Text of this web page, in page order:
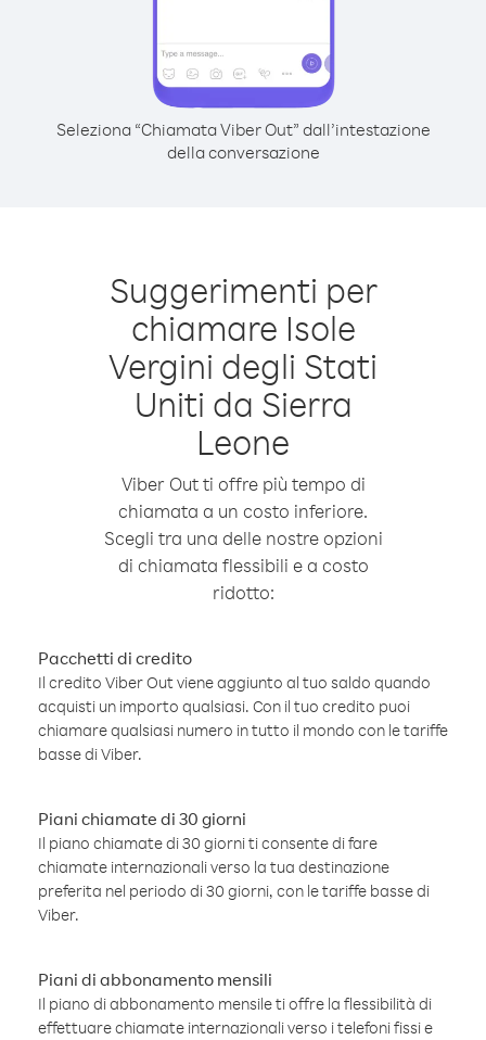
Seleziona “Chiamata Viber Out” dall’intestazione
della conversazione
Suggerimenti per
chiamare Isole
Vergini degli Stati
Uniti da Sierra
Leone
Viber Out ti offre più tempo di
chiamata a un costo inferiore.
Scegli tra una delle nostre opzioni
di chiamata flessibili e a costo
ridotto:
Pacchetti di credito
Il credito Viber Out viene aggiunto al tuo saldo quando
acquisti un importo qualsiasi. Con il tuo credito puoi
chiamare qualsiasi numero in tutto il mondo con le tariffe
basse di Viber.
Piani chiamate di 30 giorni
Il piano chiamate di 30 giorni ti consente di fare
chiamate internazionali verso la tua destinazione
preferita nel periodo di 30 giorni, con le tariffe basse di
Viber.
Piani di abbonamento mensili
Il piano di abbonamento mensile ti offre la flessibilità di
effettuare chiamate internazionali verso i telefoni fissi e